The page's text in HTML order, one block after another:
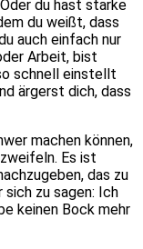
du hast starke
du weißt, dass
auch einfach nur
Arbeit, bist
schnell einstellt
ärgerst dich, dass
machen können,
Es ist
das zu
zu sagen: Ich
keinen Bock mehr